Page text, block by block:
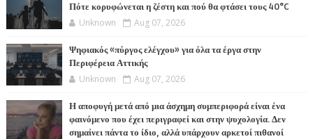
Πότε κορυφώνεται η ζέστη και πού θα φτάσει τους 40°C
Unknown Aug 07, 2026
Ψηφιακός «πύργος ελέγχου» για όλα τα έργα στην
Περιφέρεια Αττικής
Unknown Aug 07, 2026
Η αποφυγή μετά από μια άσχημη συμπεριφορά είναι ένα
φαινόμενο που έχει περιγραφεί και στην ψυχολογία. Δεν
σημαίνει πάντα το ίδιο, αλλά υπάρχουν αρκετοί πιθανοί